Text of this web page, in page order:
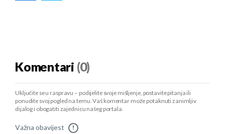
Komentari (0)
Uključite se u raspravu – podijelite svoje mišljenje, postavite pitanja ili
ponudite svoj pogled na temu. Vaš komentar može potaknuti zanimljiv
dijalog i obogatiti zajednicu našeg portala.
Važna obavijest !